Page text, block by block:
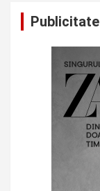
Publicitate